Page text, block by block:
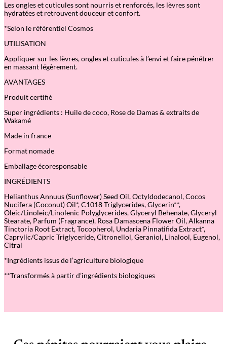
N
o
u
v
e
l
l
e
M
i
s
,
n
l
e
s
e
t
l
è
v
r
e
s
3
g
Les ongles et cuticules sont nourris et renforcés, les lèvres sont
hydratées et retrouvent douceur et confort.
*Selon le référentiel Cosmos
UTILISATION
Appliquer sur les lèvres, ongles et cuticules à l’envi et faire pénétrer
en massant légèrement.
AVANTAGES
Produit certifié
Super ingrédients : Huile de coco, Rose de Damas & extraits de
Wakamé
Made in france
Format nomade
Emballage écoresponsable
INGRÉDIENTS
Helianthus Annuus (Sunflower) Seed Oil, Octyldodecanol, Cocos
Nucifera (Coconut) Oil*, C1018 Triglycerides, Glycerin**,
Oleic/Linoleic/Linolenic Polyglycerides, Glyceryl Behenate, Glyceryl
Stearate, Parfum (Fragrance), Rosa Damascena Flower Oil, Alkanna
Tinctoria Root Extract, Tocopherol, Undaria Pinnatifida Extract*,
Caprylic/Capric Triglyceride, Citronellol, Geraniol, Linalool, Eugenol,
Citral
*Ingrédients issus de l’agriculture biologique
**Transformés à partir d’ingrédients biologiques